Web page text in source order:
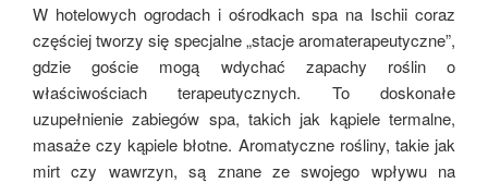
W hotelowych ogrodach i ośrodkach spa na Ischii coraz
częściej tworzy się specjalne „stacje aromaterapeutyczne”,
gdzie goście mogą wdychać zapachy roślin o
właściwościach terapeutycznych. To doskonałe
uzupełnienie zabiegów spa, takich jak kąpiele termalne,
masaże czy kąpiele błotne. Aromatyczne rośliny, takie jak
mirt czy wawrzyn, są znane ze swojego wpływu na